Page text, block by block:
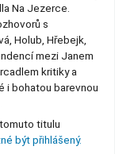
Na Jezerce.
s
Holub, Hřebejk,
mezi Janem
kritiky a
i bohatou barevnou
titulu
být přihlášený.